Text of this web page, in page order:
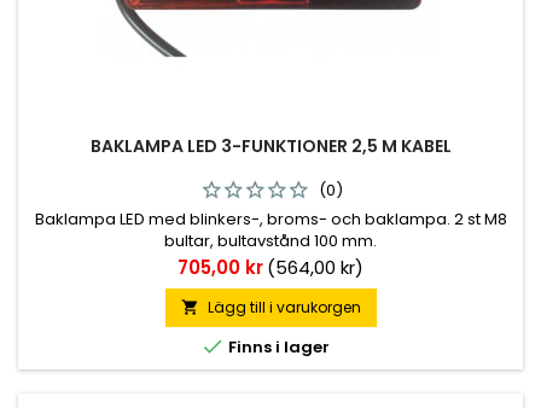
BAKLAMPA LED 3-FUNKTIONER 2,5 M KABEL
(0)
Baklampa LED med blinkers-, broms- och baklampa. 2 st M8
bultar, bultavstånd 100 mm.
Pris
705,00 kr(564,00 kr)
 Lägg till i varukorgen
 Finns i lager